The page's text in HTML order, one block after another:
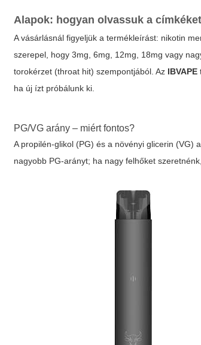
Alapok: hogyan olvassuk a
A vásárlásnál figyeljük a termékleírást: nikotin
szerepel, hogy 3mg, 6mg, 12mg, 18mg vagy
torokérzet (throat hit) szempontjából. Az IBVAPE
ha új ízt próbálunk ki.
PG/VG arány – miért fontos?
A propilén-glikol (PG) és a növényi glicerin
nagyobb PG-arányt; ha nagy felhőket